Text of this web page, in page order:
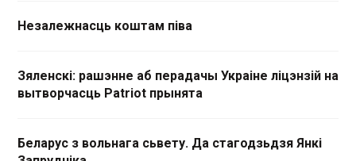
Незалежнасць коштам піва
Зяленскі: рашэнне аб перадачы Украіне ліцэнзій на
вытворчасць Patriot прынята
Беларус з вольнага сьвету. Да стагодзьдзя Янкі